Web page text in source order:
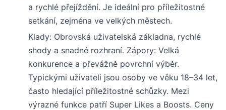
a rychlé přejíždění. Je ideální pro příležitostné
setkání, zejména ve velkých městech.
Klady: Obrovská uživatelská základna, rychlé
shody a snadné rozhraní. Zápory: Velká
konkurence a převážně povrchní výběr.
Typickými uživateli jsou osoby ve věku 18–34 let,
často hledající příležitostné schůzky. Mezi
výrazné funkce patří Super Likes a Boosts. Ceny